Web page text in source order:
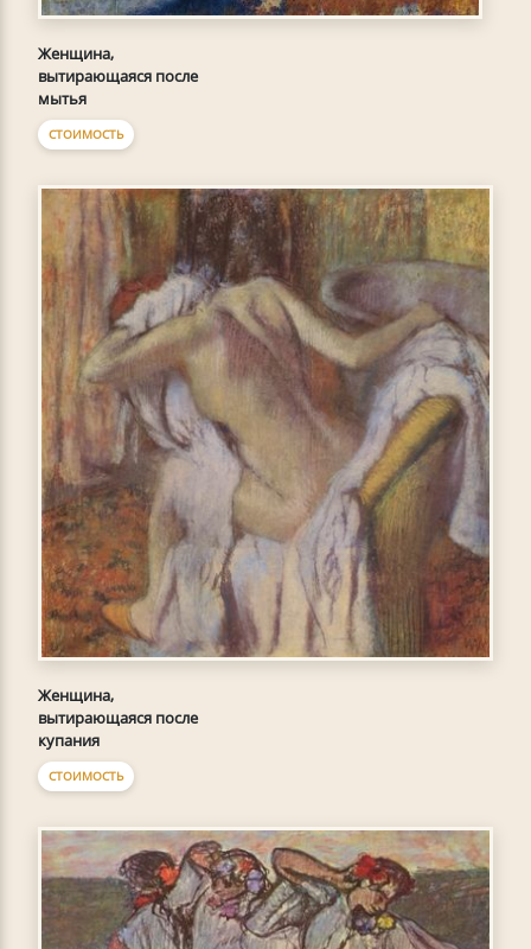
Женщина,
вытирающаяся после
мытья
СТОИМОСТЬ
Женщина,
вытирающаяся после
купания
СТОИМОСТЬ